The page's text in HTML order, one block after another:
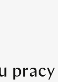
pracy